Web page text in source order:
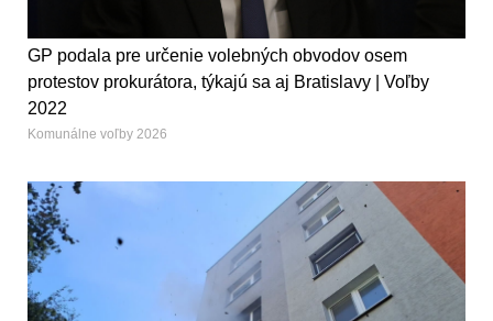
GP podala pre určenie volebných obvodov osem
protestov prokurátora, týkajú sa aj Bratislavy | Voľby
2022
Komunálne voľby 2026